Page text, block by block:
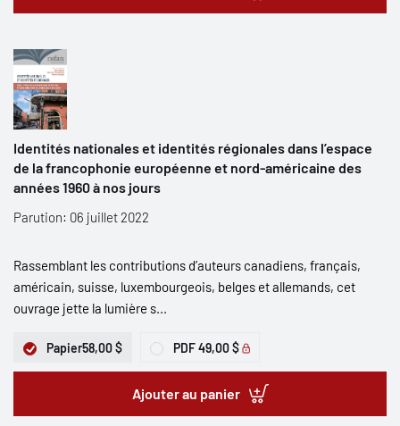
Identités nationales et identités régionales dans l’espace
de la francophonie européenne et nord-américaine des
années 1960 à nos jours
Parution: 06 juillet 2022
Rassemblant les contributions d’auteurs canadiens, français,
américain, suisse, luxembourgeois, belges et allemands, cet
ouvrage jette la lumière s...
Papier58,00 $ PDF49,00 $
Ajouter au panier